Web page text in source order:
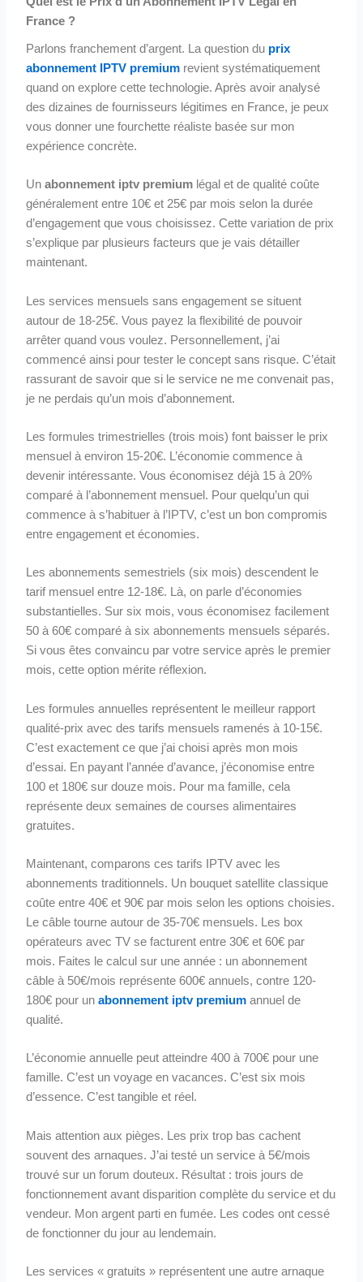
France ?
Parlons franchement d’argent. La question du prix
abonnement IPTV premium revient systématiquement
quand on explore cette technologie. Après avoir analysé
des dizaines de fournisseurs légitimes en France, je peux
vous donner une fourchette réaliste basée sur mon
expérience concrète.
Unabonnement iptv premium légal et de qualité coûte
généralement entre 10€ et 25€ par mois selon la durée
d’engagement que vous choisissez. Cette variation de prix
s’explique par plusieurs facteurs que je vais détailler
maintenant.
Les services mensuels sans engagement se situent
autour de 18-25€. Vous payez la flexibilité de pouvoir
arrêter quand vous voulez. Personnellement, j’ai
commencé ainsi pour tester le concept sans risque. C’était
rassurant de savoir que si le service ne me convenait pas,
je ne perdais qu’un mois d’abonnement.
Les formules trimestrielles (trois mois) font baisser le prix
mensuel à environ 15-20€. L’économie commence à
devenir intéressante. Vous économisez déjà 15 à 20%
comparé à l’abonnement mensuel. Pour quelqu’un qui
commence à s’habituer à l’IPTV, c’est un bon compromis
entre engagement et économies.
Les abonnements semestriels (six mois) descendent le
tarif mensuel entre 12-18€. Là, on parle d’économies
substantielles. Sur six mois, vous économisez facilement
50 à 60€ comparé à six abonnements mensuels séparés.
Si vous êtes convaincu par votre service après le premier
mois, cette option mérite réflexion.
Les formules annuelles représentent le meilleur rapport
qualité-prix avec des tarifs mensuels ramenés à 10-15€.
C’est exactement ce que j’ai choisi après mon mois
d’essai. En payant l’année d’avance, j’économise entre
100 et 180€ sur douze mois. Pour ma famille, cela
représente deux semaines de courses alimentaires
gratuites.
Maintenant, comparons ces tarifs IPTV avec les
abonnements traditionnels. Un bouquet satellite classique
coûte entre 40€ et 90€ par mois selon les options choisies.
Le câble tourne autour de 35-70€ mensuels. Les box
opérateurs avec TV se facturent entre 30€ et 60€ par
mois. Faites le calcul sur une année : un abonnement
câble à 50€/mois représente 600€ annuels, contre 120-
180€ pour unabonnement iptv premium annuel de
qualité.
L’économie annuelle peut atteindre 400 à 700€ pour une
famille. C’est un voyage en vacances. C’est six mois
d’essence. C’est tangible et réel.
Mais attention aux pièges. Les prix trop bas cachent
souvent des arnaques. J’ai testé un service à 5€/mois
trouvé sur un forum douteux. Résultat : trois jours de
fonctionnement avant disparition complète du service et du
vendeur. Mon argent parti en fumée. Les codes ont cessé
de fonctionner du jour au lendemain.
Les services « gratuits » représentent une autre arnaque